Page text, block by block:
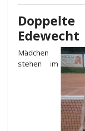
Doppelte
Edewecht
Mädchen
stehen im